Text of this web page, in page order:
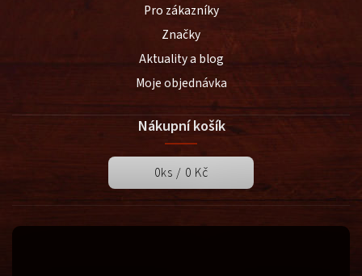
Pro zákazníky
Značky
Aktuality a blog
Moje objednávka
Nákupní košík
0ks / 0 Kč